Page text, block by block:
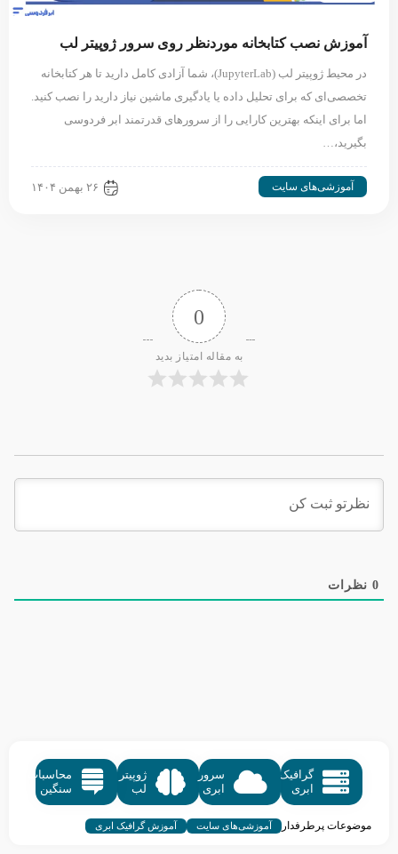
آموزش نصب کتابخانه موردنظر روی سرور ژوپیتر لب
در محیط ژوپیتر لب (JupyterLab)، شما آزادی کامل دارید تا هر کتابخانه
تخصصی‌ای که برای تحلیل داده یا یادگیری ماشین نیاز دارید را نصب کنید.
اما برای اینکه بهترین کارایی را از سرورهای قدرتمند ابر فردوسی
بگیرید،…
آموزشی‌های سایت ۲۶ بهمن ۱۴۰۴
0
به مقاله امتیاز بدید
0 نظرات
گرافیک
ابری
ژوپیتر
لب
سرور
ابری
محاسبات
سنگین
موضوعات پرطرفدار آموزشی‌های سایت
آموزش گرافیک ابری